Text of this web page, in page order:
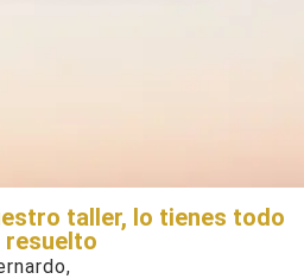
taller, lo tienes todo
resuelto